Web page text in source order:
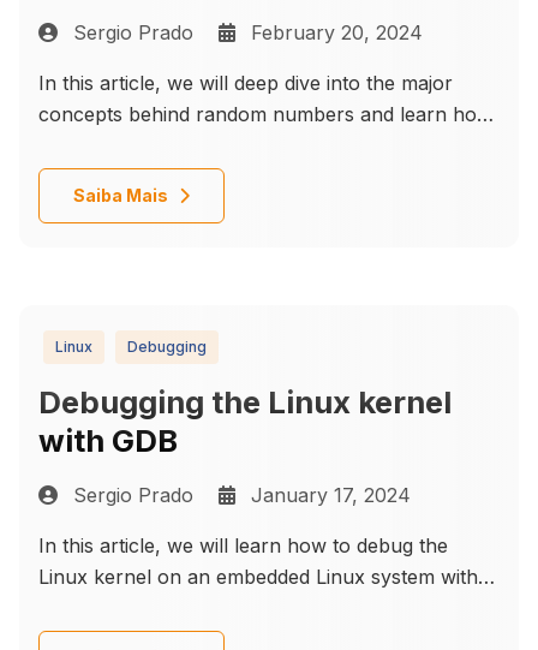
Sergio Prado February 20, 2024
In this article, we will deep dive into the major
concepts behind random numbers and learn how
Saiba Mais Details
Linux Debugging
Debugging the Linux kernel
with GDB
Sergio Prado January 17, 2024
In this article, we will learn how to debug the
Linux kernel on an embedded Linux system with